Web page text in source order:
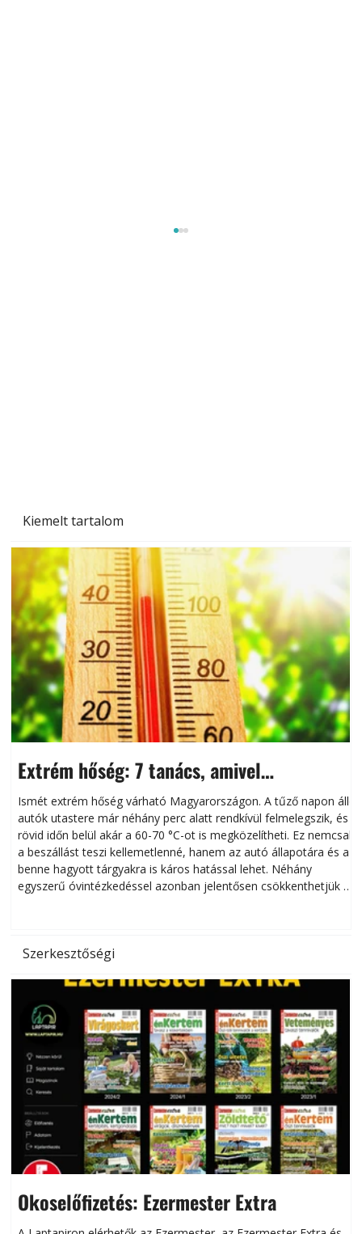
Kiemelt tartalom
Extrém hőség: 7 tanács, amivel
megóvhatjuk autónkat a nyári károktól
Ismét extrém hőség várható Magyarországon. A tűző napon álló
autók utastere már néhány perc alatt rendkívül felmelegszik, és
rövid időn belül akár a 60-70 °C-ot is megközelítheti. Ez nemcsak
a beszállást teszi kellemetlenné, hanem az autó állapotára és a
benne hagyott tárgyakra is káros hatással lehet. Néhány
egyszerű óvintézkedéssel azonban jelentősen csökkenthetjük a
Szerkesztőségi
Okoselőfizetés: Ezermester Extra